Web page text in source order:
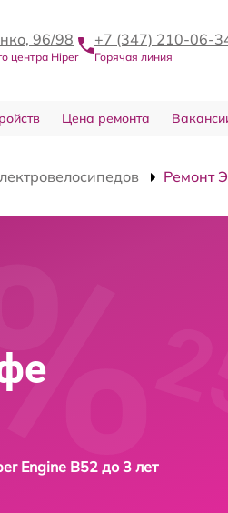
96/98
центра Hiper
+7 (347) 210-06-
Горячая линия
Цена ремонта
Ремонт
Engine B52 до 3 лет